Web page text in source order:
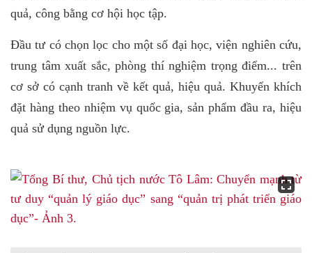
quả, công bằng cơ hội học tập.
Đầu tư có chọn lọc cho một số đại học, viện nghiên cứu,
trung tâm xuất sắc, phòng thí nghiệm trọng điểm... trên
cơ sở có cạnh tranh về kết quả, hiệu quả. Khuyến khích
đặt hàng theo nhiệm vụ quốc gia, sản phẩm đầu ra, hiệu
quả sử dụng nguồn lực.